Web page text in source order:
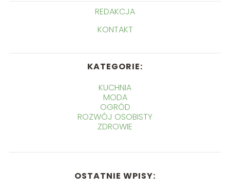
REDAKCJA
KONTAKT
KATEGORIE:
KUCHNIA
MODA
OGRÓD
ROZWÓJ OSOBISTY
ZDROWIE
OSTATNIE WPISY: